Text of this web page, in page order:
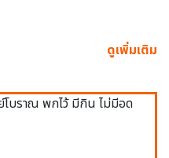
ดูเพิ่มเติม